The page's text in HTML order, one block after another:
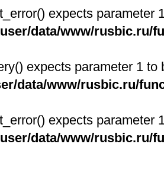
expects parameter
data/www/rusbic.ru/
expects parameter 1
data/www/rusbic.ru/
expects parameter
data/www/rusbic.ru/